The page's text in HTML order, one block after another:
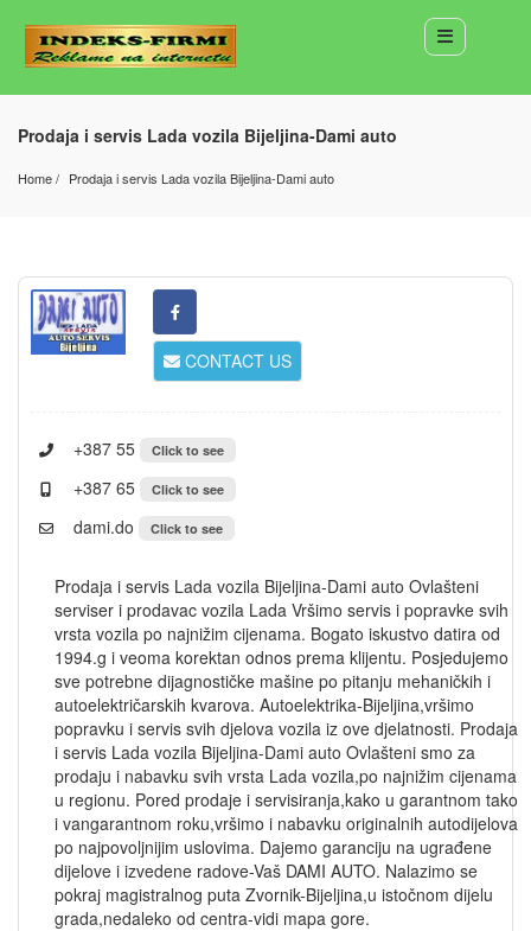
Prodaja i servis Lada vozila Bijeljina-Dami auto
Home Prodaja i servis Lada vozila Bijeljina-Dami auto
CONTACT US
+387 55 Click to see
+387 65 Click to see
dami.do Click to see
Prodaja i servis Lada vozila Bijeljina-Dami auto Ovlašteni
serviser i prodavac vozila Lada Vršimo servis i popravke svih
vrsta vozila po najnižim cijenama. Bogato iskustvo datira od
1994.g i veoma korektan odnos prema klijentu. Posjedujemo
sve potrebne dijagnostičke mašine po pitanju mehaničkih i
autoelektričarskih kvarova. Autoelektrika-Bijeljina,vršimo
popravku i servis svih djelova vozila iz ove djelatnosti. Prodaja
i servis Lada vozila Bijeljina-Dami auto Ovlašteni smo za
prodaju i nabavku svih vrsta Lada vozila,po najnižim cijenama
u regionu. Pored prodaje i servisiranja,kako u garantnom tako
i vangarantnom roku,vršimo i nabavku originalnih autodijelova
po najpovoljnijim uslovima. Dajemo garanciju na ugrađene
dijelove i izvedene radove-Vaš DAMI AUTO. Nalazimo se
pokraj magistralnog puta Zvornik-Bijeljina,u istočnom dijelu
grada,nedaleko od centra-vidi mapa gore.